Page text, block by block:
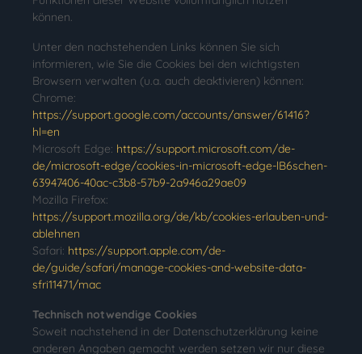
können.
Unter den nachstehenden Links können Sie sich
informieren, wie Sie die Cookies bei den wichtigsten
Browsern verwalten (u.a. auch deaktivieren) können:
Chrome:
https://support.google.com/accounts/answer/61416?
hl=en
Microsoft Edge: https://support.microsoft.com/de-
de/microsoft-edge/cookies-in-microsoft-edge-lB6schen-
63947406-40ac-c3b8-57b9-2a946a29ae09
Mozilla Firefox:
https://support.mozilla.org/de/kb/cookies-erlauben-und-
ablehnen
Safari: https://support.apple.com/de-
de/guide/safari/manage-cookies-and-website-data-
sfri11471/mac
Technisch notwendige Cookies
Soweit nachstehend in der Datenschutzerklärung keine
anderen Angaben gemacht werden setzen wir nur diese